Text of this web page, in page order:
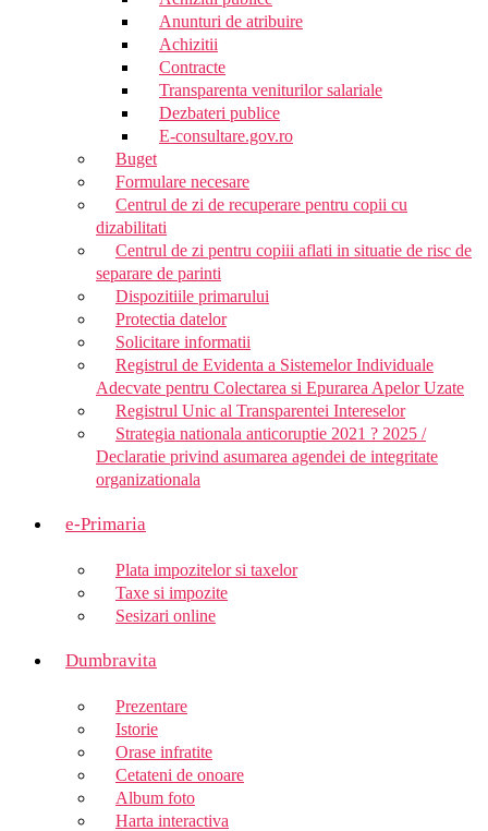
Anunturi de atribuire
Achizitii
Contracte
Transparenta veniturilor salariale
Dezbateri publice
E-consultare.gov.ro
Buget
Formulare necesare
Centrul de zi de recuperare pentru copii cu
dizabilitati
Centrul de zi pentru copiii aflati in situatie de risc de
separare de parinti
Dispozitiile primarului
Protectia datelor
Solicitare informatii
Registrul de Evidenta a Sistemelor Individuale
Adecvate pentru Colectarea si Epurarea Apelor Uzate
Registrul Unic al Transparentei Intereselor
Strategia nationala anticoruptie 2021 ? 2025 /
Declaratie privind asumarea agendei de integritate
organizationala
e-Primaria
Plata impozitelor si taxelor
Taxe si impozite
Sesizari online
Dumbravita
Prezentare
Istorie
Orase infratite
Cetateni de onoare
Album foto
Harta interactiva